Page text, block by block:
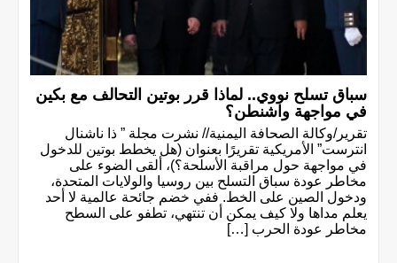
سباق تسلح نووي.. لماذا قرر بوتين التحالف مع بكين
في مواجهة واشنطن؟
تقرير/وكالة الصحافة اليمنية// نشرت مجلة ” ذا ناشنال
انترست” الأمريكية تقريرًا بعنوان (هل يخطط بوتين للدخول
في مواجهة حول مراقبة الأسلحة؟)، ألقى الضوء على
مخاطر عودة سباق التسلح بين روسيا والولايات المتحدة،
ودخول الصين على الخط. ففي خضم جائحة عالمية لا أحد
يعلم مداها ولا كيف يمكن أن تنتهي، تطفو على السطح
مخاطر عودة الحرب […]